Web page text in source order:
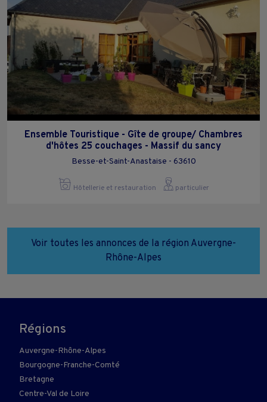
Ensemble Touristique - Gîte de groupe/ Chambres
d'hôtes 25 couchages - Massif du sancy
Besse-et-Saint-Anastaise - 63610
Hôtellerie et restauration particulier
Voir toutes les annonces de la région Auvergne-
Rhône-Alpes
Régions
Auvergne-Rhône-Alpes
Bourgogne-Franche-Comté
Bretagne
Centre-Val de Loire